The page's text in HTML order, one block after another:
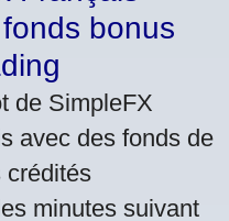
bonus
de SimpleFX
avec des fonds de
crédités
minutes suivant